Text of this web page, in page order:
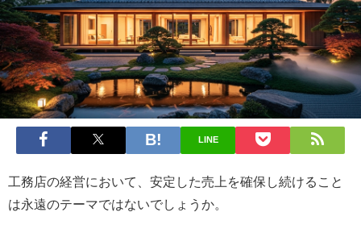
LINE
工務店の経営において、安定した売上を確保し続けること
は永遠のテーマではないでしょうか。